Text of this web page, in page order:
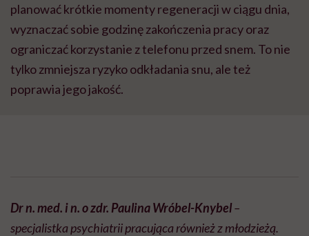
planować krótkie momenty regeneracji w ciągu dnia,
wyznaczać sobie godzinę zakończenia pracy oraz
ograniczać korzystanie z telefonu przed snem. To nie
tylko zmniejsza ryzyko odkładania snu, ale też
poprawia jego jakość.
Dr n. med. i n. o zdr. Paulina Wróbel-Knybel–
specjalistka psychiatrii pracująca również z młodzieżą.